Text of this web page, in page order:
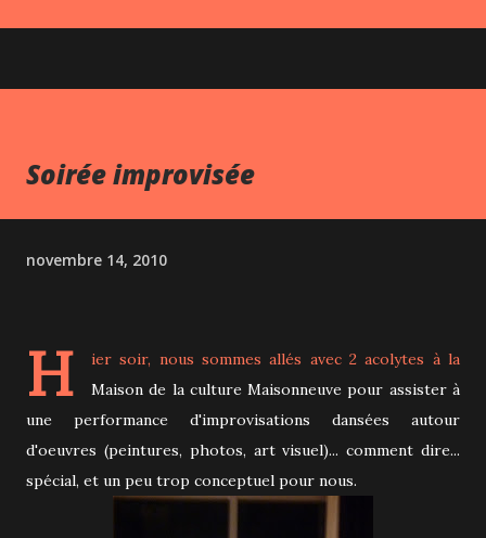
Soirée improvisée
novembre 14, 2010
H
ier soir, nous sommes allés avec 2 acolytes à la
Maison de la culture Maisonneuve pour assister à
une performance d'improvisations dansées autour
d'oeuvres (peintures, photos, art visuel)... comment dire...
spécial, et un peu trop conceptuel pour nous.